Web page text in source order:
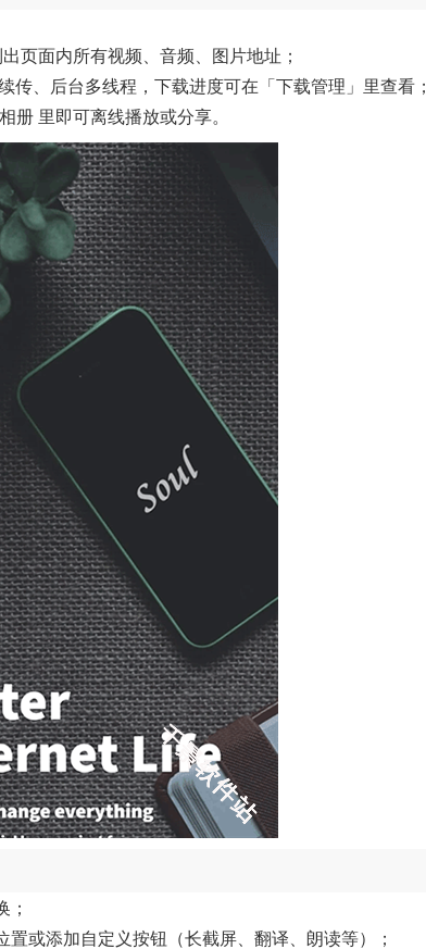
面内所有视频、音频、图片地址；
、后台多线程，下载进度可在「下载管理」里查看；
里即可离线播放或分享。
或添加自定义按钮（长截屏、翻译、朗读等）；